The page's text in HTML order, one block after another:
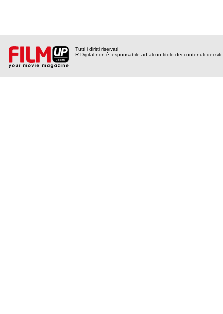
Tutti i diritti riservati
R Digital non è responsabile ad alcun titolo dei contenuti dei siti